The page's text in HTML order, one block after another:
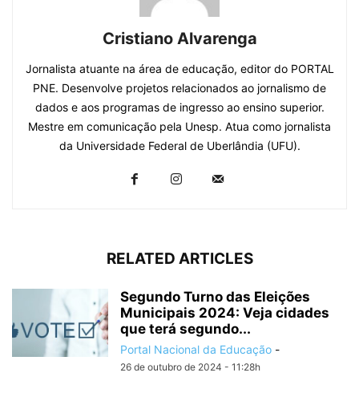
Cristiano Alvarenga
Jornalista atuante na área de educação, editor do PORTAL
PNE. Desenvolve projetos relacionados ao jornalismo de
dados e aos programas de ingresso ao ensino superior.
Mestre em comunicação pela Unesp. Atua como jornalista
da Universidade Federal de Uberlândia (UFU).
RELATED ARTICLES
Segundo Turno das Eleições
Municipais 2024: Veja cidades
que terá segundo...
Portal Nacional da Educação -
26 de outubro de 2024 - 11:28h